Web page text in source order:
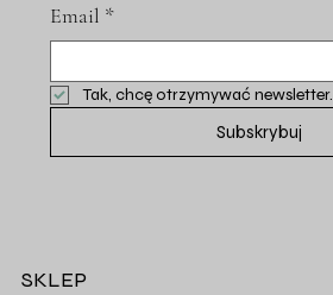
Email *
Tak, chcę otrzymywać newsletter.
Subskrybuj
SKLEP